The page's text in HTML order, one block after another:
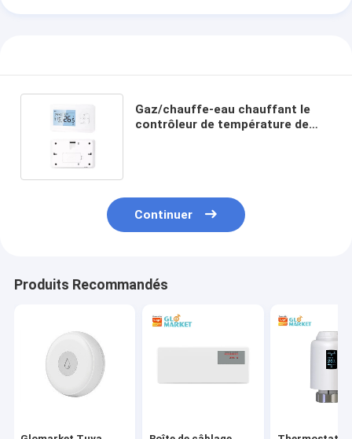
Gaz/chauffe-eau chauffant le
contrôleur de température de
Continuer
Produits Recommandés